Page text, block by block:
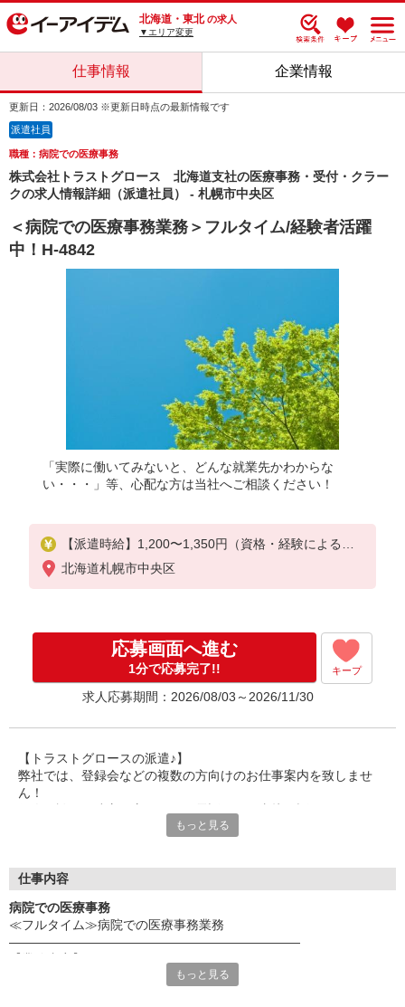
北海道・東北 の求人
▼エリア変更
仕事情報 企業情報
更新日：2026/08/03 ※更新日時点の最新情報です
派遣社員
職種：病院での医療事務
株式会社トラストグロース 北海道支社の医療事務・受付・クラー
クの求人情報詳細（派遣社員） - 札幌市中央区
＜病院での医療事務業務＞フルタイム/経験者活躍
中！H-4842
「実際に働いてみないと、どんな就業先かわからな
い・・・」等、心配な方は当社へご相談ください！
【派遣時給】1,200〜1,350円（資格・経験による）
交通費別途支給
北海道札幌市中央区
応募画面へ進む
1分で応募完了!! キープ
求人応募期間：2026/08/03～2026/11/30
【トラストグロースの派遣♪】
弊社では、登録会などの複数の方向けのお仕事案内を致しませ
ん！
だき、スタッフ様の希望を最大限考慮してお仕事のご提案を行っ
更に！就業中のフォローアップも万全！企業と求職者のかけ橋に
《応募の流れ》
Web又は電話応募（0120-373-703）
弊社応募担当からの電話で希望条件確認
もっと見る
仕事内容
病院での医療事務
≪フルタイム≫病院での医療事務業務
―――――――――――――――――――――――
医事業務全般、受付、会計業務、診療報酬請求業務、
もっと見る